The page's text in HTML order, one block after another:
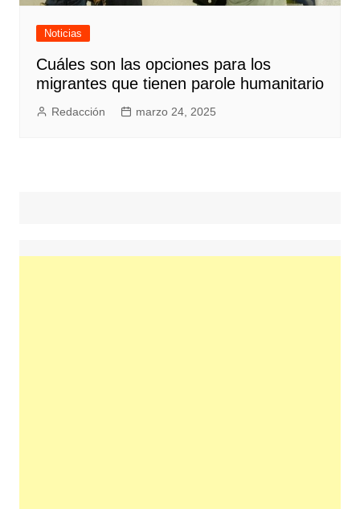
Noticias
Cuáles son las opciones para los
migrantes que tienen parole humanitario
Redacción marzo 24, 2025